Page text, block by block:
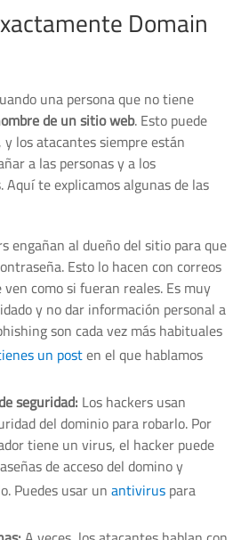
Domain
una persona que no tiene
de un sitio web. Esto puede
los atacantes siempre están
a las personas y a los
Aquí te explicamos algunas de las
engañan al dueño del sitio para que
Esto lo hacen con correos
como si fueran reales. Es muy
y no dar información personal a
son cada vez más habituales
un posten el que hablamos
seguridad: Los hackers usan
del dominio para robarlo. Por
tiene un virus, el hacker puede
de acceso del domino y
Puedes usar unantiviruspara